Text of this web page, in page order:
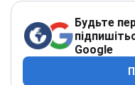
Будьте
Google